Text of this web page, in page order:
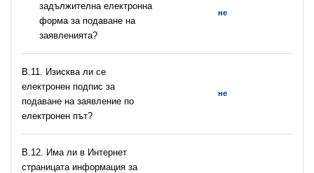
задължителна електронна
форма за подаване на
заявленията?
не
В.11. Изисква ли се
електронен подпис за
подаване на заявление по
електронен път?
не
В.12. Има ли в Интернет
страницата информация за